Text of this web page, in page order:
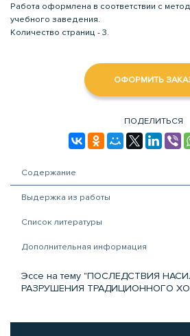
Работа оформлена в соответствии с
учебного заведения.
Количество страниц - 3.
ОФОРМИТЬ
ПОДЕЛИТЬСЯ
Содержание
Выдержка из работы
Список литературы
Дополнительная информация
Эссе на тему "ПОСЛЕДСТВИЯ
РАЗРУШЕНИЯ ТРАДИЦИОННОГО